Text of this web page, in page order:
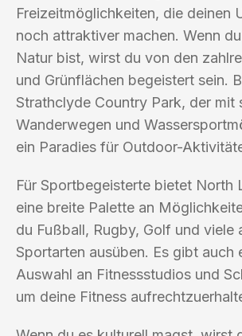
Freizeitmöglichkeiten, die deinen
noch attraktiver machen. Wenn
Natur bist, wirst du von den
und Grünflächen begeistert sein.
Strathclyde Country Park, der mit
Wanderwegen und
ein Paradies für Outdoor-
Für Sportbegeisterte bietet North
eine breite Palette an
du Fußball, Rugby, Golf und viele
Sportarten ausüben. Es gibt auch
Auswahl an Fitnessstudios und
um deine Fitness